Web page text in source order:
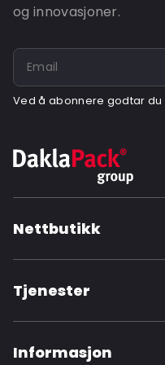
og innovasjoner.
Ved å abonnere godtar
Nettbutikk
Tjenester
Informasjon